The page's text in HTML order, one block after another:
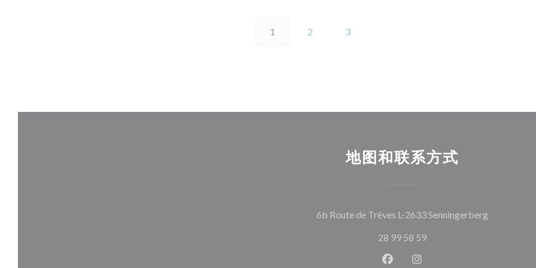
1 2 3
地图和联系方式
6b Route de Trèves L-2633 Senningerberg((在新窗口
28 99 58 59